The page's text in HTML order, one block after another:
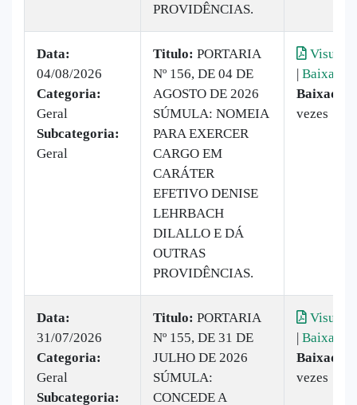
PROVIDÊNCIAS.
Data:
04/08/2026
Categoria:
Geral
Subcategoria:
Geral
Titulo: PORTARIA
Nº 156, DE 04 DE
AGOSTO DE 2026
SÚMULA: NOMEIA
PARA EXERCER
CARGO EM
CARÁTER
EFETIVO DENISE
LEHRBACH
DILALLO E DÁ
OUTRAS
PROVIDÊNCIAS.
| Baixar
Baixado:
vezes
Data:
31/07/2026
Categoria:
Geral
Subcategoria:
Titulo: PORTARIA
Nº 155, DE 31 DE
JULHO DE 2026
SÚMULA:
CONCEDE A
| Baixar
Baixado:
vezes